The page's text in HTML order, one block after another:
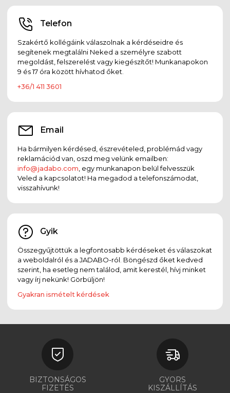
Telefon
Szakértő kollégáink válaszolnak a kérdéseidre és
segítenek megtalálni Neked a személyre szabott
megoldást, felszerelést vagy kiegészítőt! Munkanapokon
9 és 17 óra között hívhatod őket.
+36/1 411 3601
Email
Ha bármilyen kérdésed, észrevételed, problémád vagy
reklamációd van, oszd meg velünk emailben:
info@jadabo.com , egy munkanapon belül felvesszük
Veled a kapcsolatot! Ha megadod a telefonszámodat,
visszahívunk!
Gyik
Összegyűjtöttük a legfontosabb kérdéseket és válaszokat
a weboldalról és a JADABO-ról. Böngészd őket kedved
szerint, ha esetleg nem találod, amit kerestél, hívj minket
vagy írj nekünk! Görbüljön!
Gyakran ismételt kérdések
BIZTONSÁGOS
FIZETÉS
GYORS
KISZÁLLÍTÁS